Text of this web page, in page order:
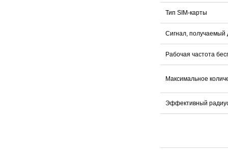
Тип SIM-карты
Сигнал,
Рабочая частота
Максимальное
Эффективный